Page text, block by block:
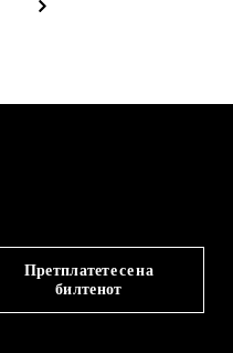
Претплатете се на
билтенот